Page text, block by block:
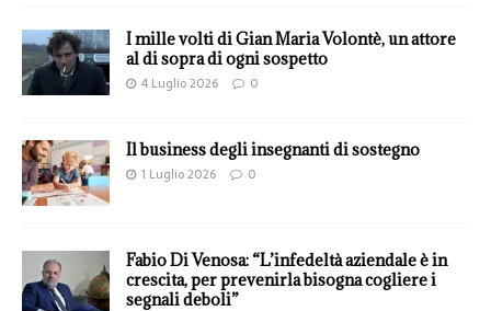
I mille volti di Gian Maria Volontè, un attore
al di sopra di ogni sospetto
4 Luglio 2026 0
Il business degli insegnanti di sostegno
1 Luglio 2026 0
Fabio Di Venosa: “L’infedeltà aziendale è in
crescita, per prevenirla bisogna cogliere i
segnali deboli”